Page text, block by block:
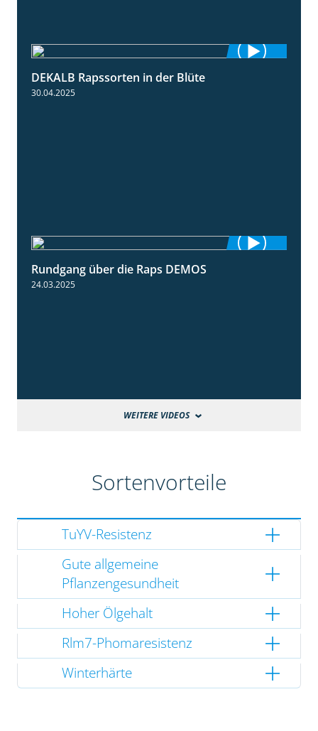
DEKALB Rapssorten in der Blüte
30.04.2025
Rundgang über die Raps DEMOS
24.03.2025
WEITERE VIDEOS
Sortenvorteile
TuYV-Resistenz
Gute allgemeine
Pflanzengesundheit
Hoher Ölgehalt
Rlm7-Phomaresistenz
Winterhärte